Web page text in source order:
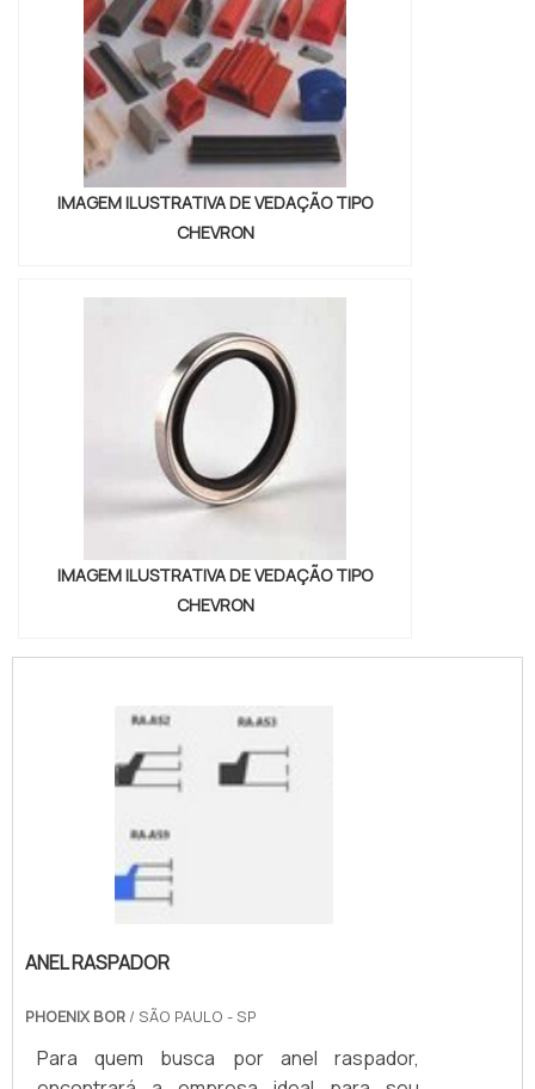
VEDAÇÃO DE ESQUADR...
IMAGEM ILUSTRATIVA DE VEDAÇÃO TIPO
CHEVRON
IMAGEM ILUSTRATIVA DE VEDAÇÃO TIPO
CHEVRON
ANEL RASPADOR
PHOENIX BOR / SÃO PAULO - SP
Para quem busca por anel raspador,